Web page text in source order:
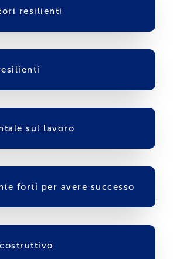
resilienti
sul lavoro
forti per avere successo